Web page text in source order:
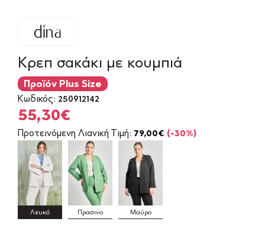
Κρεπ σακάκι με κουμπιά
Προϊόν Plus Size
Κωδικός: 250912142
Original
price
was:
79,00€.
55,30€Η
τρέχουσα
τιμή
είναι:
55,30€.
Προτεινόμενη Λιανική Τιμή: 79,00€ (-30%)
Λευκό Πρασινο Μαύρο